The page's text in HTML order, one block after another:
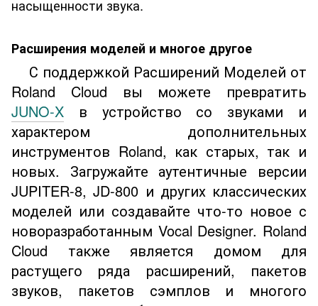
насыщенности звука.
Расширения моделей и многое другое
С поддержкой Расширений Моделей от
Roland Cloud вы можете превратить
JUNO-X в устройство со звуками и
характером дополнительных
инструментов Roland, как старых, так и
новых. Загружайте аутентичные версии
JUPITER-8, JD-800 и других классических
моделей или создавайте что-то новое с
новоразработанным Vocal Designer. Roland
Cloud также является домом для
растущего ряда расширений, пакетов
звуков, пакетов сэмплов и многого